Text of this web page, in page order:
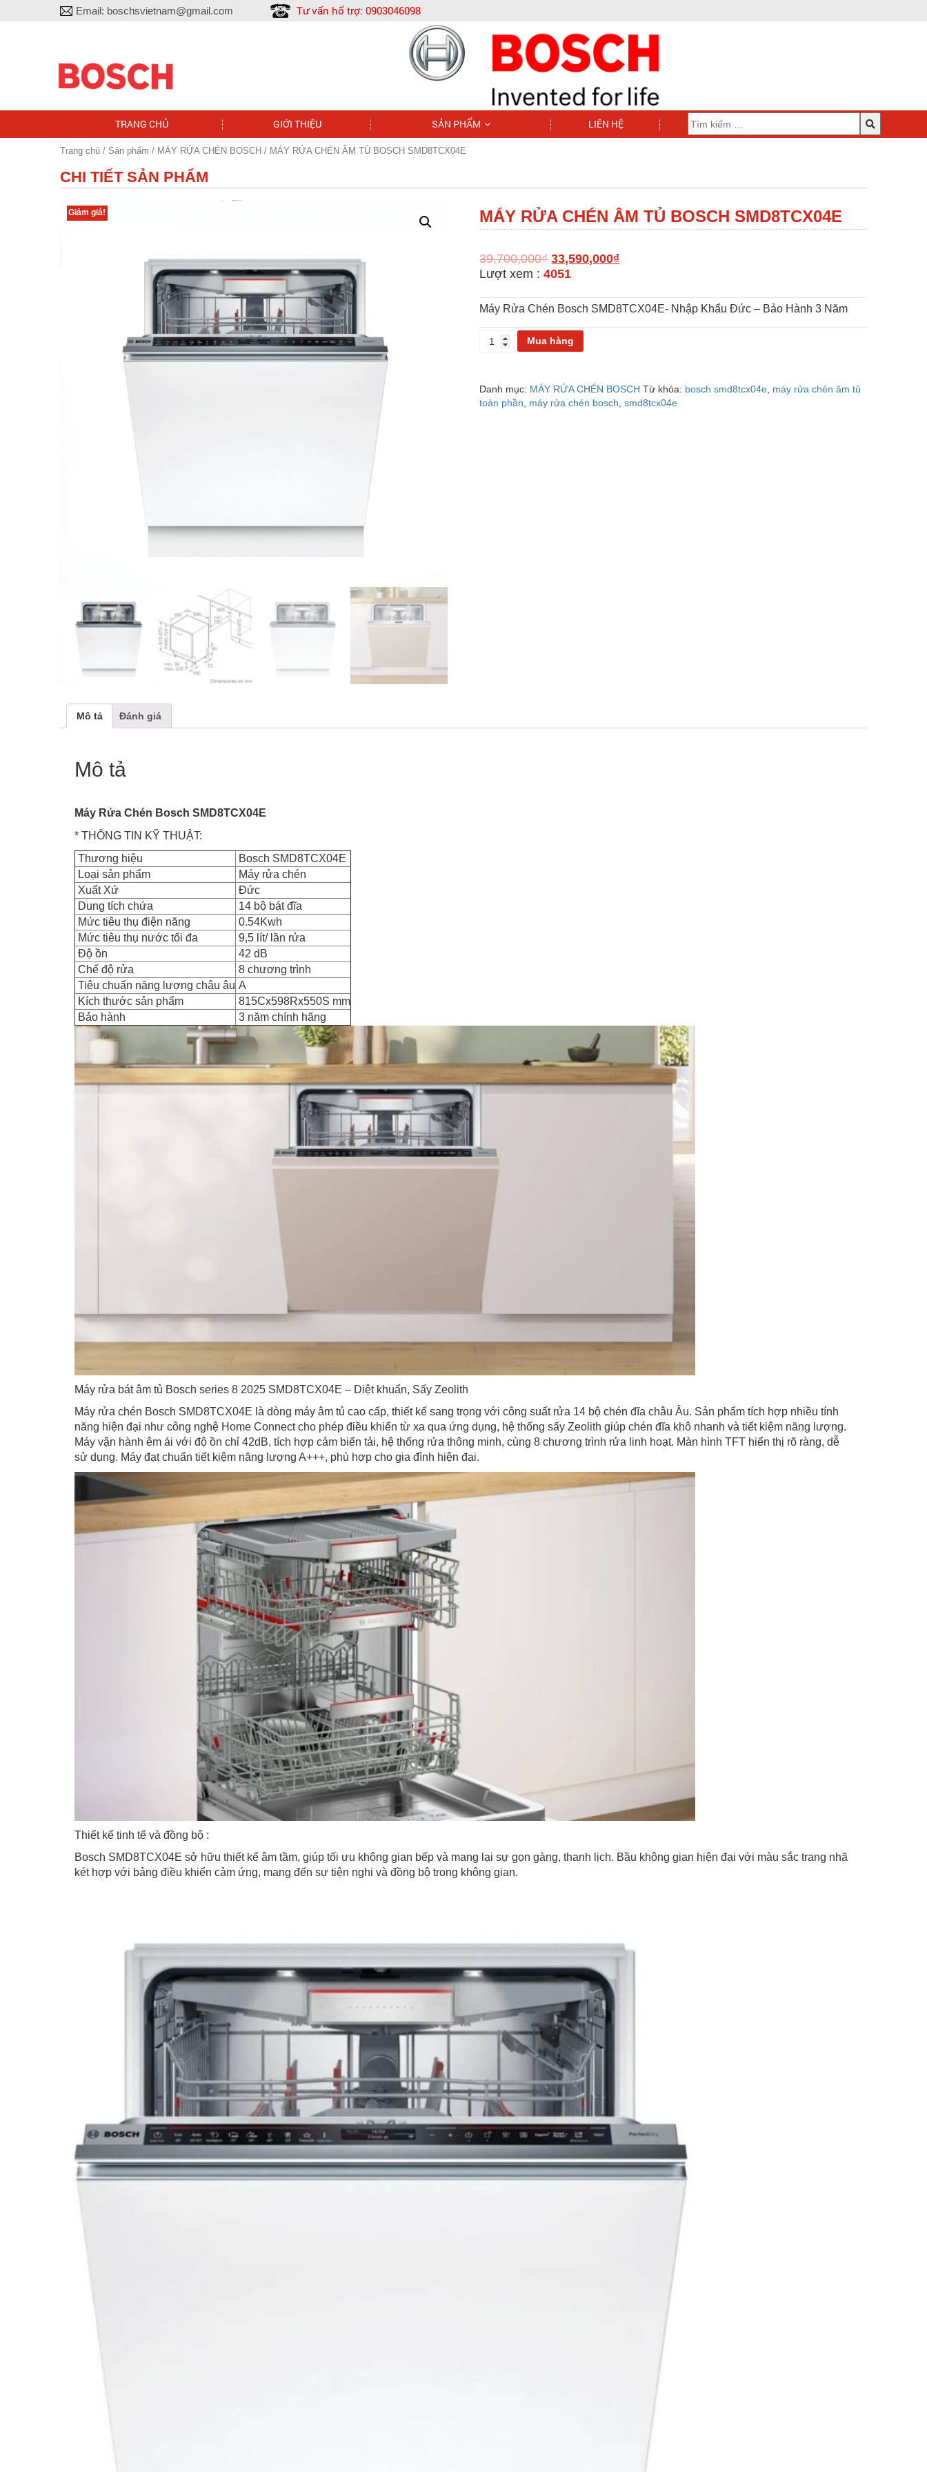
Email: boschsvietnam@gmail.com Tư vấn hổ trợ: 0903046098
TRANG CHỦ GIỚI THIỆU SẢN PHẨM LIÊN HỆ
Trang chủ / Sản phẩm / MÁY RỬA CHÉN BOSCH / MÁY RỬA CHÉN ÂM TỦ BOSCH SMD8TCX04E
CHI TIẾT SẢN PHẨM
Giảm giá! MÁY RỬA CHÉN ÂM TỦ BOSCH SMD8TCX04E
39,700,000₫ 33,590,000₫
Lượt xem : 4051
Máy Rửa Chén Bosch SMD8TCX04E- Nhập Khẩu Đức – Bảo Hành 3 Năm
MÁY
TỦ
BOSCH
Mua hàng
Danh mục: MÁY RỬA CHÉN BOSCH Từ khóa: bosch smd8tcx04e máy rửa chén âm tủ
toàn phần
máy rửa chén bosch ,smd8tcx04e
Mô tả Đánh giá
Mô tả
Máy Rửa Chén Bosch SMD8TCX04E
* THÔNG TIN KỸ THUẬT:
Thương hiệu
Bosch SMD8TCX04E
Loại sản phẩm
Máy rửa chén
Xuất Xứ
Đức
Dung tích chứa
14 bộ bát đĩa
Mức tiêu thụ điện năng
0.54Kwh
Mức tiêu thụ nước tối đa
9,5 lít/ lần rửa
Độ ồn
42 dB
Chế độ rửa
8 chương trình
Tiêu chuẩn năng lượng châu âu A
Kích thước sản phẩm
815Cx598Rx550S mm
Bảo hành
3 năm chính hãng
Máy rửa bát âm tủ Bosch series 8 2025 SMD8TCX04E – Diệt khuẩn, Sấy Zeolith
Máy rửa chén Bosch SMD8TCX04E là dòng máy âm tủ cao cấp, thiết kế sang trọng với công suất rửa 14 bộ chén đĩa châu Âu. Sản phẩm tích hợp nhiều tính
năng hiện đại như công nghệ Home Connect cho phép điều khiển từ xa qua ứng dụng, hệ thống sấy Zeolith giúp chén đĩa khô nhanh và tiết kiệm năng lượng.
Máy vận hành êm ái với độ ồn chỉ 42dB, tích hợp cảm biến tải, hệ thống rửa thông minh, cùng 8 chương trình rửa linh hoạt. Màn hình TFT hiển thị rõ ràng, dễ
sử dụng. Máy đạt chuẩn tiết kiệm năng lượng A+++, phù hợp cho gia đình hiện đại.
Thiết kế tinh tế và đồng bộ :
Bosch SMD8TCX04E sở hữu thiết kế âm tầm, giúp tối ưu không gian bếp và mang lại sự gọn gàng, thanh lịch. Bầu không gian hiện đại với màu sắc trang nhã
két hợp với bảng điều khiển cảm ứng, mang đến sự tiện nghi và đồng bộ trong không gian.